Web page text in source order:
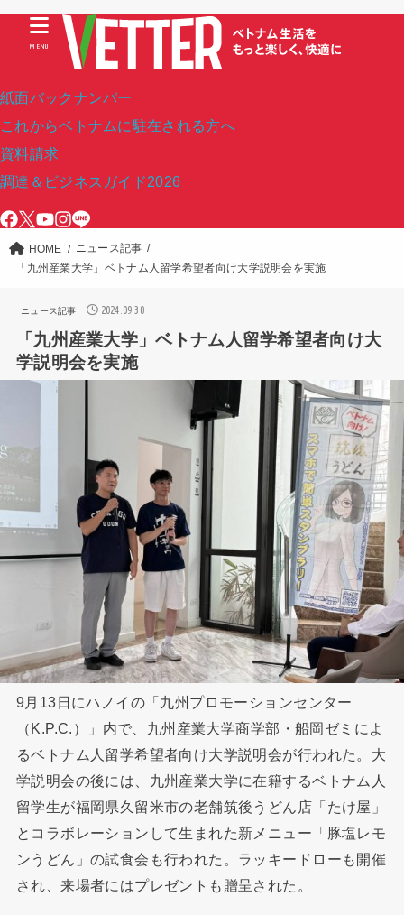
紙面バックナンバー
これからベトナムに駐在される方へ
資料請求
調達＆ビジネスガイド2026
MENU
HOME
ニュース記事
「九州産業大学」ベトナム人留学希望者向け大学説明会を実施
ニュース記事 2024.09.30
「九州産業大学」ベトナム人留学希望者向け大
学説明会を実施
9月13日にハノイの「九州プロモーションセンター
（K.P.C.）」内で、九州産業大学商学部・船岡ゼミによ
るベトナム人留学希望者向け大学説明会が行われた。大
学説明会の後には、九州産業大学に在籍するベトナム人
留学生が福岡県久留米市の老舗筑後うどん店「たけ屋」
とコラボレーションして生まれた新メニュー「豚塩レモ
ンうどん」の試食会も行われた。ラッキードローも開催
され、来場者にはプレゼントも贈呈された。